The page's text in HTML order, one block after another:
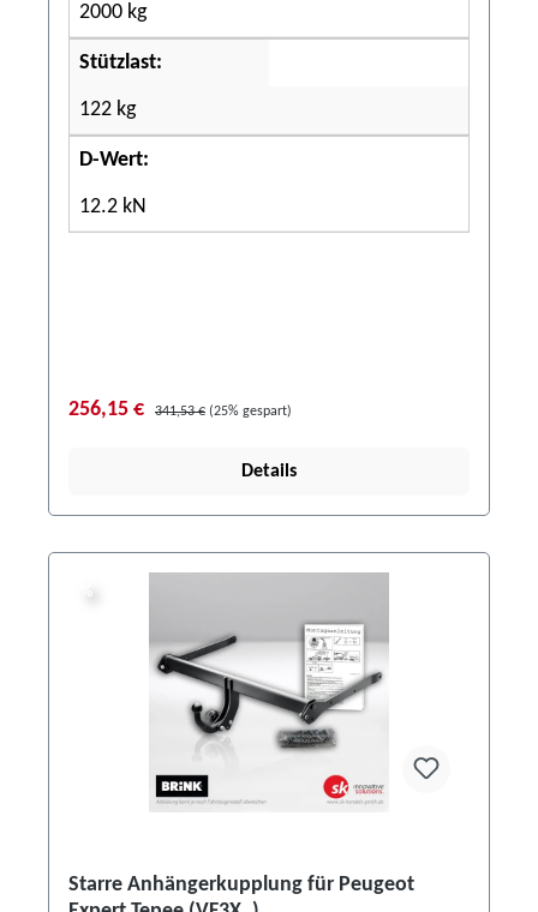
2000 kg
Stützlast:
122 kg
D-Wert:
12.2 kN
256,15 € 341,53 € (25% gespart)
Details
Starre Anhängerkupplung für Peugeot